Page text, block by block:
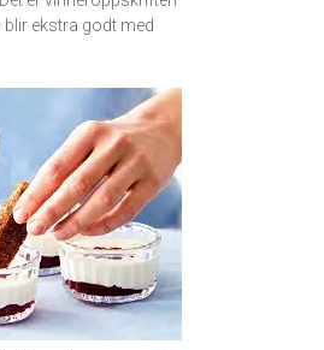
ekstra godt med